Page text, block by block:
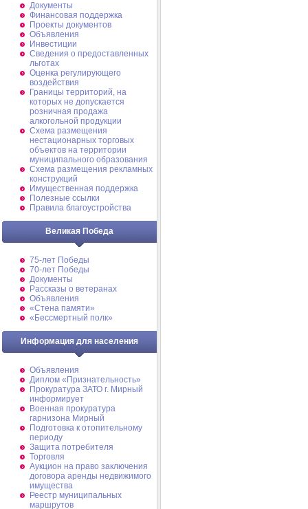
Документы
Финансовая поддержка
Проекты документов
Объявления
Инвестиции
Сведения о предоставленных
льготах
Оценка регулирующего
воздействия
Границы территорий, на
которых не допускается
розничная продажа
алкогольной продукции
Схема размещения
нестационарных торговых
объектов на территории
муниципального образования
Схема размещения рекламных
конструкций
Имущественная поддержка
Полезные ссылки
Правила благоустройства
Великая Победа
75-лет Победы
70-лет Победы
Документы
Рассказы о ветеранах
Объявления
«Стена памяти»
«Бессмертный полк»
Информация для населения
Объявления
Диплом «Признательность»
Прокуратура ЗАТО г. Мирный
информирует
Военная прокуратура
гарнизона Мирный
Подготовка к отопительному
периоду
Защита потребителя
Торговля
Аукцион на право заключения
договора аренды недвижимого
имущества
Реестр муниципальных
маршрутов